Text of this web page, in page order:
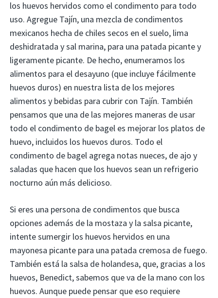
los huevos hervidos como el condimento para todo
uso. Agregue Tajín, una mezcla de condimentos
mexicanos hecha de chiles secos en el suelo, lima
deshidratada y sal marina, para una patada picante y
ligeramente picante. De hecho, enumeramos los
alimentos para el desayuno (que incluye fácilmente
huevos duros) en nuestra lista de los mejores
alimentos y bebidas para cubrir con Tajín. También
pensamos que una de las mejores maneras de usar
todo el condimento de bagel es mejorar los platos de
huevo, incluidos los huevos duros. Todo el
condimento de bagel agrega notas nueces, de ajo y
saladas que hacen que los huevos sean un refrigerio
nocturno aún más delicioso.
Si eres una persona de condimentos que busca
opciones además de la mostaza y la salsa picante,
intente sumergir los huevos hervidos en una
mayonesa picante para una patada cremosa de fuego.
También está la salsa de holandesa, que, gracias a los
huevos, Benedict, sabemos que va de la mano con los
huevos. Aunque puede pensar que eso requiere